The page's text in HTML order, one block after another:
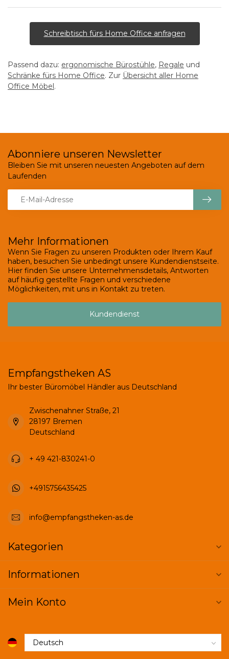
Schreibtisch fürs Home Office anfragen
Passend dazu: ergonomische Bürostühle, Regale und
Schränke fürs Home Office. Zur Übersicht aller Home
Office Möbel.
Mehr Informationen
Wenn Sie Fragen zu unseren Produkten oder Ihrem Kauf
haben, besuchen Sie unbedingt unsere Kundendienstseite.
Hier finden Sie unsere Unternehmensdetails, Antworten
auf häufig gestellte Fragen und verschiedene
Möglichkeiten, mit uns in Kontakt zu treten.
Kundendienst
Abonniere unseren Newsletter
Bleiben Sie mit unseren neuesten Angeboten auf dem
Laufenden
Empfangstheken AS
Ihr bester Büromöbel Händler aus Deutschland
Zwischenahner Straße, 21
28197 Bremen
Deutschland
+ 49 421-830241-0
+4915756435425
info@empfangstheken-as.de
Kategorien
Informationen
Mein Konto